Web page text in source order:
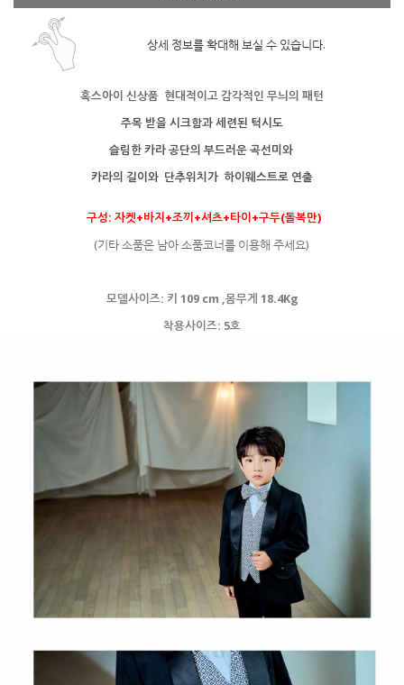
상세 정보를 확대해 보실 수 있습니다.
혹스아이 신상품 현대적이고 감각적인 무늬의 패턴
주목 받을 시크함과 세련된 턱시도
슬림한 카라 공단의 부드러운 곡선미와
카라의 길이와 단추위치가 하이웨스트로 연출
구성: 자켓+바지+조끼+셔츠+타이+구두(돌복만)
(기타 소품은 남아 소품코너를 이용해 주세요)
모델사이즈: 키 109 cm ,몸무게 18.4Kg
착용사이즈: 5호